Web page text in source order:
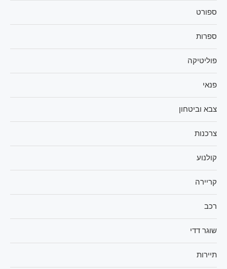
ספורט
ספרות
פוליטיקה
פנאי
צבא וביטחון
צרכנות
קולנוע
קריירה
רכב
שוגר דדי
תיירות